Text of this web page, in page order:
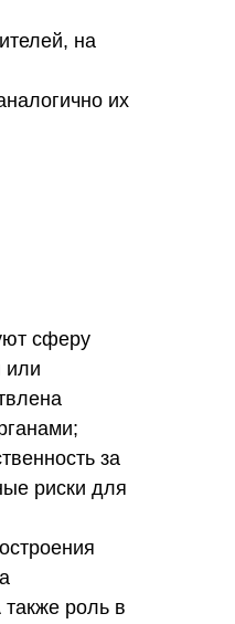
на
их
сферу
или
за
риски для
роль в